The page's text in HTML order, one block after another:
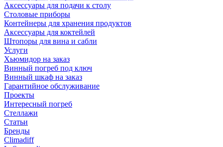
Аксессуары для подачи к столу
Столовые приборы
Контейнеры для хранения продуктов
Аксессуары для коктейлей
Штопоры для вина и сабли
Услуги
Хьюмидор на заказ
Винный погреб под ключ
Винный шкаф на заказ
Гарантийное обслуживание
Проекты
Интересный погреб
Стеллажи
Статьи
Бренды
Climadiff